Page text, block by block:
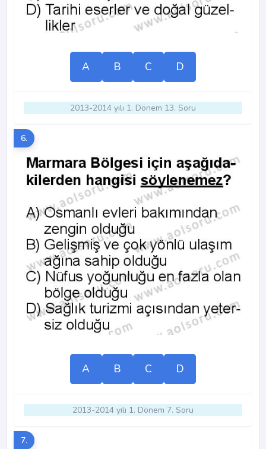
A B C D
2013-2014 yılı 1. Dönem 13. Soru
6.
A B C D
2013-2014 yılı 1. Dönem 7. Soru
7.